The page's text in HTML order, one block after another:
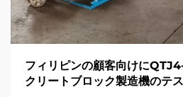
フィリピンの顧客向けに
クリートブロック製造機のテ